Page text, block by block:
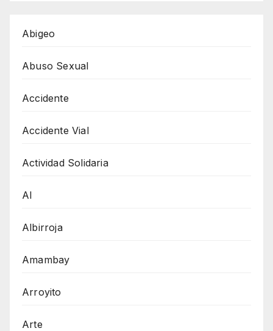
Abigeo
Abuso Sexual
Accidente
Accidente Vial
Actividad Solidaria
AI
Albirroja
Amambay
Arroyito
Arte